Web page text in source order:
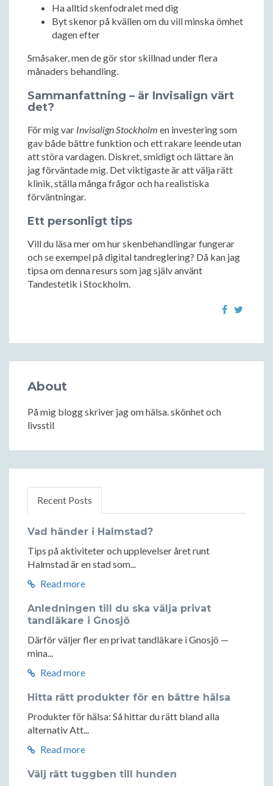
Ha alltid skenfodralet med dig
Byt skenor på kvällen om du vill minska ömhet
dagen efter
Småsaker, men de gör stor skillnad under flera
månaders behandling.
Sammanfattning – är Invisalign värt
det?
För mig var Invisalign Stockholm en investering som
gav både bättre funktion och ett rakare leende utan
att störa vardagen. Diskret, smidigt och lättare än
jag förväntade mig. Det viktigaste är att välja rätt
klinik, ställa många frågor och ha realistiska
förväntningar.
Ett personligt tips
Vill du läsa mer om hur skenbehandlingar fungerar
och se exempel på digital tandreglering? Då kan jag
tipsa om denna resurs som jag själv använt
Tandestetik i Stockholm.
About
På mig blogg skriver jag om hälsa. skönhet och
livsstil
Recent Posts
Vad händer i Halmstad?
Tips på aktiviteter och upplevelser året runt
Halmstad är en stad som...
Read more
Anledningen till du ska välja privat
tandläkare i Gnosjö
Därför väljer fler en privat tandläkare i Gnosjö —
mina...
Read more
Hitta rätt produkter för en bättre hälsa
Produkter för hälsa: Så hittar du rätt bland alla
alternativ Att...
Read more
Välj rätt tuggben till hunden